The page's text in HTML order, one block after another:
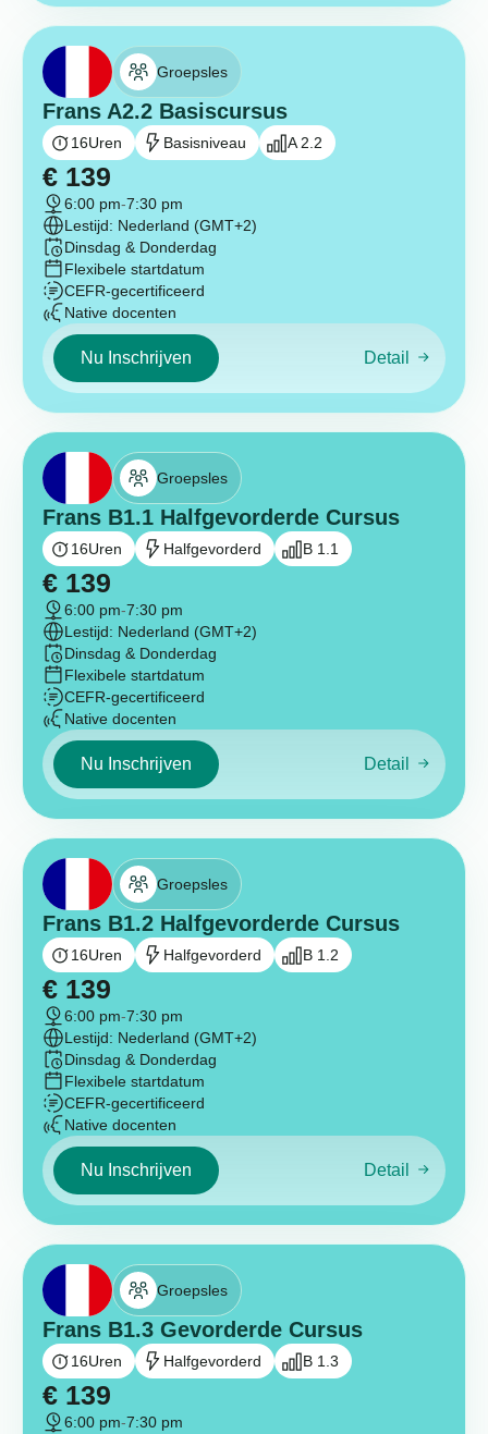
Groepsles
Frans A2.2 Basiscursus
16Uren Basisniveau A 2.2
€ 139
6:00 pm-7:30 pm
Lestijd: Nederland (GMT+2)
Dinsdag & Donderdag
Flexibele startdatum
CEFR-gecertificeerd
Native docenten
Nu Inschrijven Detail
Groepsles
Frans B1.1 Halfgevorderde Cursus
16Uren Halfgevorderd B 1.1
€ 139
6:00 pm-7:30 pm
Lestijd: Nederland (GMT+2)
Dinsdag & Donderdag
Flexibele startdatum
CEFR-gecertificeerd
Native docenten
Nu Inschrijven Detail
Groepsles
Frans B1.2 Halfgevorderde Cursus
16Uren Halfgevorderd B 1.2
€ 139
6:00 pm-7:30 pm
Lestijd: Nederland (GMT+2)
Dinsdag & Donderdag
Flexibele startdatum
CEFR-gecertificeerd
Native docenten
Nu Inschrijven Detail
Groepsles
Frans B1.3 Gevorderde Cursus
16Uren Halfgevorderd B 1.3
€ 139
6:00 pm-7:30 pm